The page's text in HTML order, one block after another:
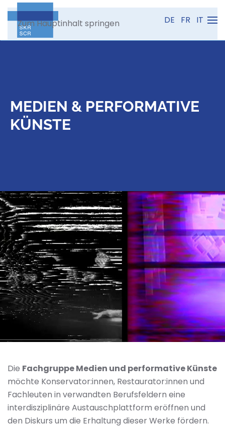
Zum Hauptinhalt springen DE FR IT
MEDIEN & PERFORMATIVE
KÜNSTE
Die Fachgruppe Medien und performative Künste
möchte Konservator:innen, Restaurator:innen und
Fachleuten in verwandten Berufsfeldern eine
interdisziplinäre Austauschplattform eröffnen und
den Diskurs um die Erhaltung dieser Werke fördern.